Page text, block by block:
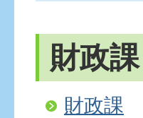
財政課
財政課